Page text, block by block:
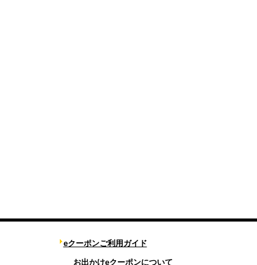
eクーポンご利用ガイド
お出かけeクーポンについて